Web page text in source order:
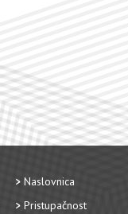
Naslovnica
Pristupačnost